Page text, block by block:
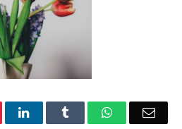
LinkedIn Tumblr WhatsApp